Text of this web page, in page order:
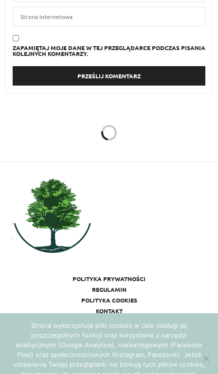
ZAPAMIĘTAJ MOJE DANE W TEJ PRZEGLĄDARCE PODCZAS PISANIA
KOLEJNYCH KOMENTARZY.
POLITYKA PRYWATNOŚCI
REGULAMIN
POLITYKA COOKIES
KONTAKT
Strona wykorzystuje pliki cookies w celu obsługi jej
poszczególnych funkcji oraz korzystania z narzędzi
analitycznych (Google Analytics), marketingowych (Facebook
Pixel) oraz społecznościowych (Instagram, Facebook). Jeżeli
ustawienia Twojej przeglądarki nie blokują tych plików cookies,